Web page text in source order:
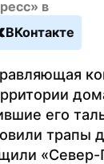
в
ВКонтакте
его
трапы
«Север-